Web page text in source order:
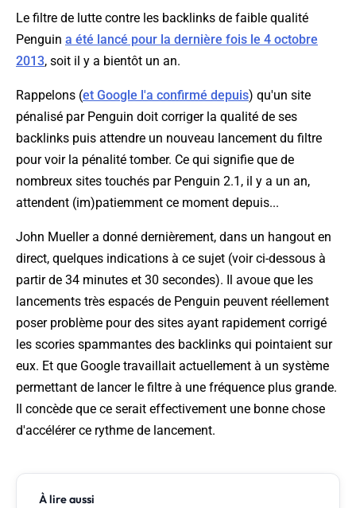
Le filtre de lutte contre les backlinks de faible qualité
Penguin a été lancé pour la dernière fois le 4 octobre
2013, soit il y a bientôt un an.
Rappelons (et Google l'a confirmé depuis) qu'un site
pénalisé par Penguin doit corriger la qualité de ses
backlinks puis attendre un nouveau lancement du filtre
pour voir la pénalité tomber. Ce qui signifie que de
nombreux sites touchés par Penguin 2.1, il y a un an,
attendent (im)patiemment ce moment depuis...
John Mueller a donné dernièrement, dans un hangout en
direct, quelques indications à ce sujet (voir ci-dessous à
partir de 34 minutes et 30 secondes). Il avoue que les
lancements très espacés de Penguin peuvent réellement
poser problème pour des sites ayant rapidement corrigé
les scories spammantes des backlinks qui pointaient sur
eux. Et que Google travaillait actuellement à un système
permettant de lancer le filtre à une fréquence plus grande.
Il concède que ce serait effectivement une bonne chose
d'accélérer ce rythme de lancement.
À lire aussi